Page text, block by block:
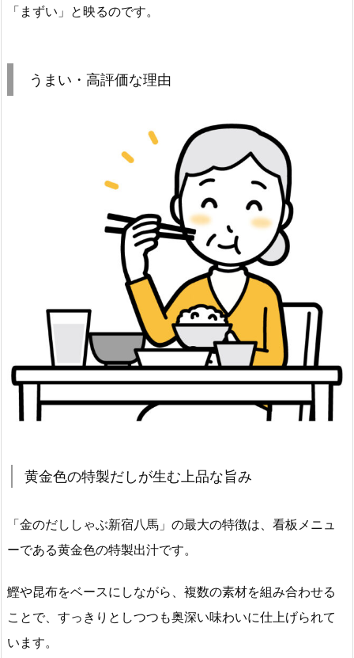
「まずい」と映るのです。
うまい・高評価な理由
黄金色の特製だしが生む上品な旨み
「金のだししゃぶ新宿八馬」の最大の特徴は、看板メニュ
ーである黄金色の特製出汁です。
鰹や昆布をベースにしながら、複数の素材を組み合わせる
ことで、すっきりとしつつも奥深い味わいに仕上げられて
います。